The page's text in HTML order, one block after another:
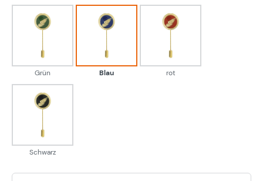
Grün Blau rot
Schwarz